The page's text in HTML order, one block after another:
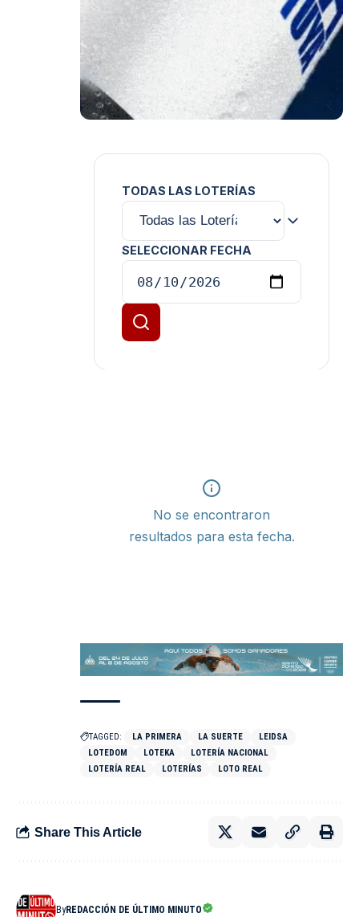
TODAS LAS LOTERÍAS
SELECCIONAR FECHA
No se encontraron
resultados para esta fecha.
TAGGED: LA PRIMERA LA SUERTE
LEIDSA
LOTEDOM
LOTEKA
LOTERÍA NACIONAL
LOTERÍA REAL
LOTERÍAS LOTO REAL
Share This Article
ByREDACCIÓN DE ÚLTIMO MINUTO